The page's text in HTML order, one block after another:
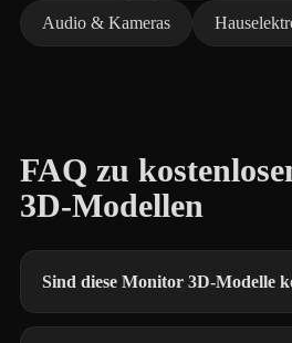
Audio & Kameras
FAQ zu
3D-Modellen
Sind diese Monitor 3D-Modelle